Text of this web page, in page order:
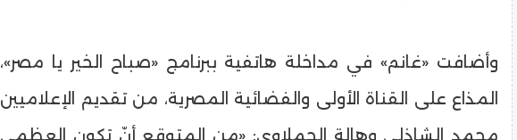
وأضافت «غانم» في مداخلة هاتفية ببرنامج «صباح الخير يا مصر»،
المذاع على القناة الأولى والفضائية المصرية، من تقديم الإعلاميين
محمد الشاذلي وهالة الحملاوي: «من المتوقع أنّ تكون العظمى